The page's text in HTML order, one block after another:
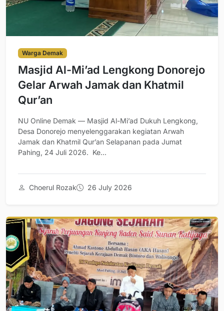
Warga Demak
Masjid Al-Mi’ad Lengkong Donorejo
Gelar Arwah Jamak dan Khatmil
Qur’an
NU Online Demak — Masjid Al-Mi’ad Dukuh Lengkong,
Desa Donorejo menyelenggarakan kegiatan Arwah
Jamak dan Khatmil Qur’an Selapanan pada Jumat
Pahing, 24 Juli 2026. Ke...
Choerul Rozak 26 July 2026